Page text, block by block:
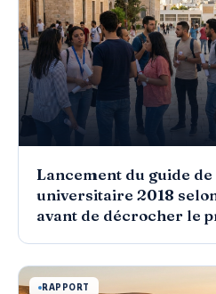
Lancement du guide
universitaire 2018
avant de décrocher le
RAPPORT